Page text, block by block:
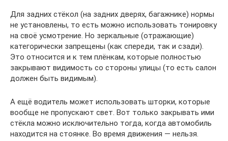
Для задних стёкол (на задних дверях, багажнике) нормы
не установлены, то есть можно использовать тонировку
на своё усмотрение. Но зеркальные (отражающие)
категорически запрещены (как спереди, так и сзади).
Это относится и к тем плёнкам, которые полностью
закрывают видимость со стороны улицы (то есть салон
должен быть видимым).
А ещё водитель может использовать шторки, которые
вообще не пропускают свет. Вот только закрывать ими
стёкла можно исключительно тогда, когда автомобиль
находится на стоянке. Во время движения — нельзя.